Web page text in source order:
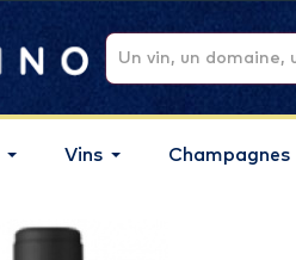
Vins Champagnes